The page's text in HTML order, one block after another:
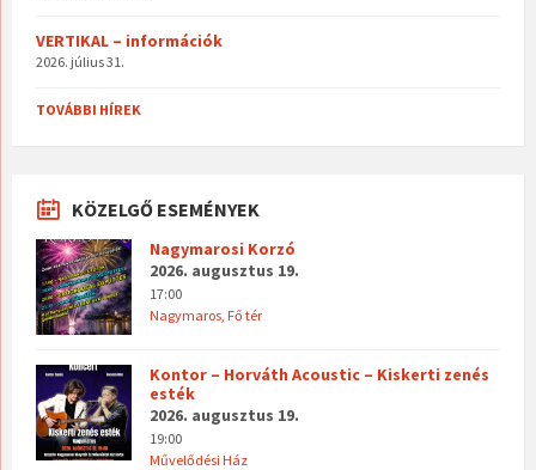
VERTIKAL – információk
2026. július 31.
TOVÁBBI HÍREK
KÖZELGŐ ESEMÉNYEK
Nagymarosi Korzó
2026. augusztus 19.
17:00
Nagymaros, Fő tér
Kontor – Horváth Acoustic – Kiskerti zenés
esték
2026. augusztus 19.
19:00
Művelődési Ház